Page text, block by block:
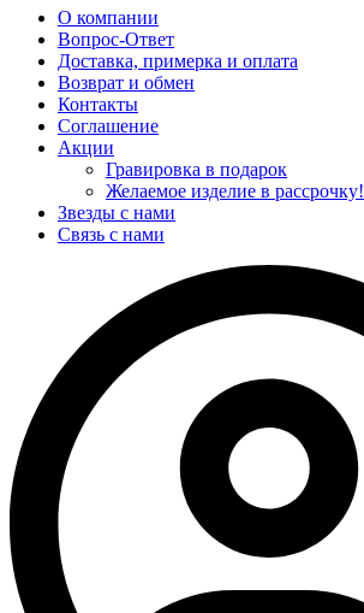
О компании
Вопрос-Ответ
Доставка, примерка и оплата
Возврат и обмен
Контакты
Соглашение
Акции
Гравировка в подарок
Желаемое изделие в рассрочку!
Звезды с нами
Связь с нами